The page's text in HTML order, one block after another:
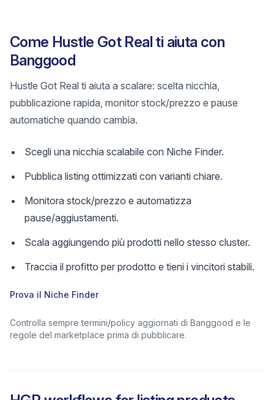
Come Hustle Got Real ti aiuta con
Banggood
Hustle Got Real ti aiuta a scalare: scelta nicchia,
pubblicazione rapida, monitor stock/prezzo e pause
automatiche quando cambia.
Scegli una nicchia scalabile con Niche Finder.
Pubblica listing ottimizzati con varianti chiare.
Monitora stock/prezzo e automatizza
pause/aggiustamenti.
Scala aggiungendo più prodotti nello stesso cluster.
Traccia il profitto per prodotto e tieni i vincitori stabili.
Prova il Niche Finder
Controlla sempre termini/policy aggiornati di Banggood e le
regole del marketplace prima di pubblicare.